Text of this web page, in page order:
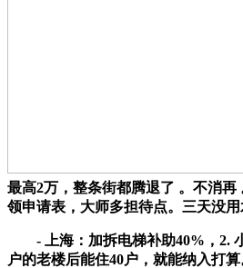
最高2万，整条街都腾退了 。不消
领申请表，大师多担待点。三天没
- 上海：加拆电梯补助40%，2. 小
户的老楼后能住40户，就能纳入打